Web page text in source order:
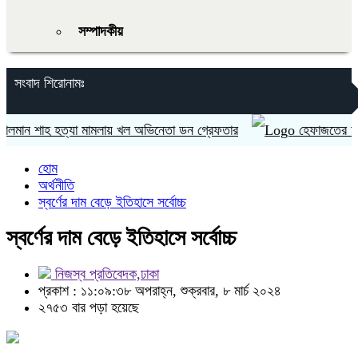
সম্পাদকীয়
সংবাদ শিরোনামঃ
শাহ হত্যা মামলায় খল অভিনেতা ডন গ্রেফতার হেফাজতের আমির
হোম
অর্থনীতি
স্বর্ণের দাম বেড়ে ইতিহাসে সর্বোচ্চ
স্বর্ণের দাম বেড়ে ইতিহাসে সর্বোচ্চ
নিজস্ব প্রতিবেদক,ঢাকা
প্রকাশ : ১১:০৯:৩৮ অপরাহ্ন, শুক্রবার, ৮ মার্চ ২০২৪
২৭৫৩ বার পড়া হয়েছে